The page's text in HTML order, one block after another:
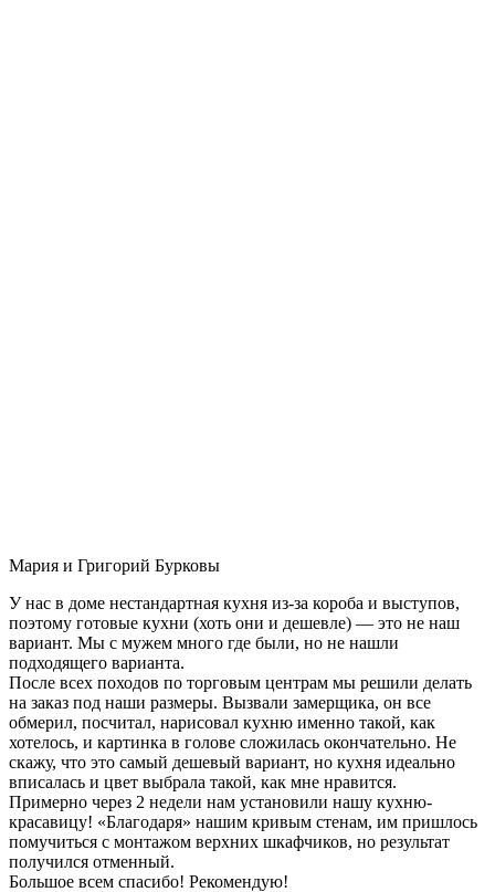
Мария и Григорий Бурковы
У нас в доме нестандартная кухня из-за короба и выступов,
поэтому готовые кухни (хоть они и дешевле) — это не наш
вариант. Мы с мужем много где были, но не нашли
подходящего варианта.
После всех походов по торговым центрам мы решили делать
на заказ под наши размеры. Вызвали замерщика, он все
обмерил, посчитал, нарисовал кухню именно такой, как
хотелось, и картинка в голове сложилась окончательно. Не
скажу, что это самый дешевый вариант, но кухня идеально
вписалась и цвет выбрала такой, как мне нравится.
Примерно через 2 недели нам установили нашу кухню-
красавицу! «Благодаря» нашим кривым стенам, им пришлось
помучиться с монтажом верхних шкафчиков, но результат
получился отменный.
Большое всем спасибо! Рекомендую!